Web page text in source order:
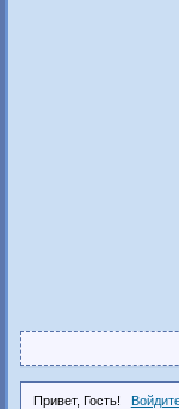
Привет, Гость!